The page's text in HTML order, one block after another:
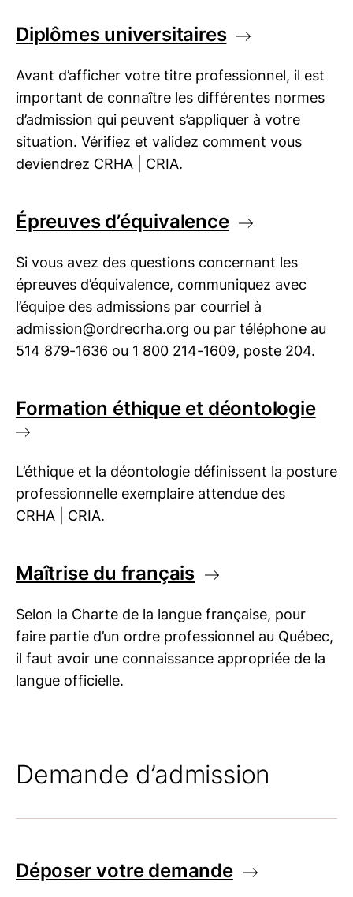
Diplômes universitaires
Avant d’afficher votre titre professionnel, il est
important de connaître les différentes normes
d’admission qui peuvent s’appliquer à votre
situation. Vérifiez et validez comment vous
deviendrez CRHA | CRIA.
Épreuves d’équivalence
Si vous avez des questions concernant les
épreuves d’équivalence, communiquez avec
l’équipe des admissions par courriel à
admission@ordrecrha.org ou par téléphone au
514 879-1636 ou 1 800 214-1609, poste 204.
Formation éthique et déontologie
L’éthique et la déontologie définissent la posture
professionnelle exemplaire attendue des
CRHA | CRIA.
Maîtrise du français
Selon la Charte de la langue française, pour
faire partie d’un ordre professionnel au Québec,
il faut avoir une connaissance appropriée de la
langue officielle.
Demande d’admission
Déposer votre demande